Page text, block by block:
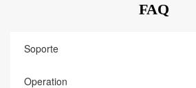
FAQ
Soporte
Operation